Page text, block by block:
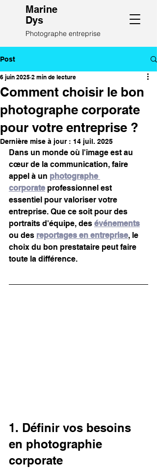
Marine
Dys
Photographe entreprise
Post
Comment choisir le bon
photographe corporate
pour votre entreprise ?
6 juin 2025 2 min de lecture
Dernière mise à jour : 14 juil. 2025
Dans un monde où l'image est au
cœur de la communication, faire
appel à un photographe
corporate professionnel est
essentiel pour valoriser votre
entreprise. Que ce soit pour des
portraits d'équipe, des événements
ou des reportages en entreprise, le
choix du bon prestataire peut faire
toute la différence.
1. Définir vos besoins
en photographie
corporate